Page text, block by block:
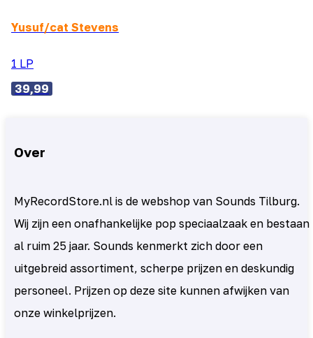
Yusuf/cat Stevens
1 LP
39,99
Over
MyRecordStore.nl is de webshop van Sounds Tilburg.
Wij zijn een onafhankelijke pop speciaalzaak en bestaan
al ruim 25 jaar. Sounds kenmerkt zich door een
uitgebreid assortiment, scherpe prijzen en deskundig
personeel. Prijzen op deze site kunnen afwijken van
onze winkelprijzen.